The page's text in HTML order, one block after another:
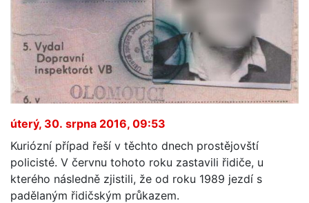
úterý, 30. srpna 2016, 09:53
Kuriózní případ řeší v těchto dnech prostějovští
policisté. V červnu tohoto roku zastavili řidiče, u
kterého následně zjistili, že od roku 1989 jezdí s
padělaným řidičským průkazem.